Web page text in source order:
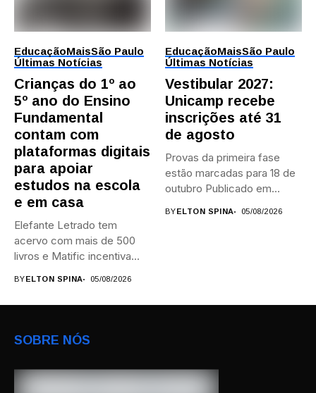
EducaçãoMaisSão Paulo
Últimas Notícias
Crianças do 1º ao
5º ano do Ensino
Fundamental
contam com
plataformas digitais
para apoiar
estudos na escola
e em casa
Elefante Letrado tem
acervo com mais de 500
livros e Matific incentiva...
BY ELTON SPINA 05/08/2026
EducaçãoMaisSão Paulo
Últimas Notícias
Vestibular 2027:
Unicamp recebe
inscrições até 31
de agosto
Provas da primeira fase
estão marcadas para 18 de
outubro Publicado em...
BY ELTON SPINA 05/08/2026
SOBRE NÓS